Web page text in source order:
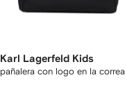
Karl Lagerfeld Kids
pañalera con logo en la correa